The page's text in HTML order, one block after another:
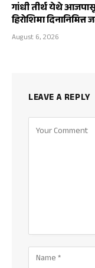
गांधी तीर्थ येथे
हिरोशिमा दिनानिमित्त
August 6, 2026
LEAVE A REPLY